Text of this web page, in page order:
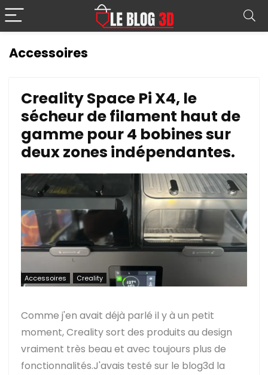
Accessoires
Creality Space Pi X4, le
sécheur de filament haut de
gamme pour 4 bobines sur
deux zones indépendantes.
Accessoires Creality
Comme j'en avait déjà parlé il y à un petit
moment, Creality sort des produits au design
vraiment très beau et avec toujours plus de
fonctionnalités.J'avais testé sur le blog3d la